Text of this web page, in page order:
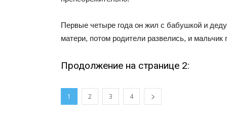
Первые четыре года он жил с бабушкой и
матери, потом родители развелись, и мальчик
Продолжение на странице 2:
1 2 3 4